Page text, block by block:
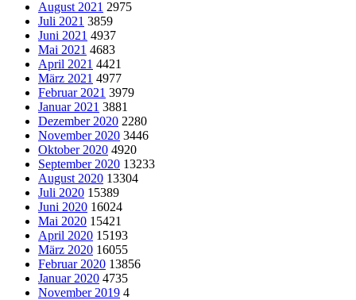
August 2021 2975
Juli 2021 3859
Juni 2021 4937
Mai 2021 4683
April 2021 4421
März 2021 4977
Februar 2021 3979
Januar 2021 3881
Dezember 2020 2280
November 2020 3446
Oktober 2020 4920
September 2020 13233
August 2020 13304
Juli 2020 15389
Juni 2020 16024
Mai 2020 15421
April 2020 15193
März 2020 16055
Februar 2020 13856
Januar 2020 4735
November 2019 4